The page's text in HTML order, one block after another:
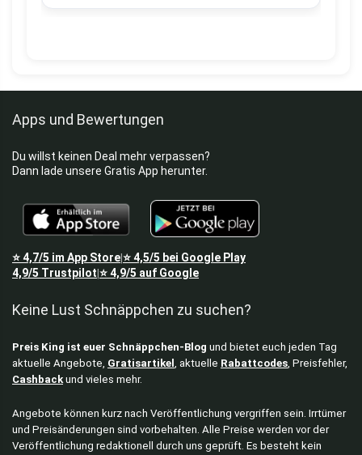
Apps und Bewertungen
Du willst keinen Deal mehr verpassen?
Dann lade unsere Gratis App herunter.
⭐4,7/5 im App Store⭐4,5/5 bei Google Play
4,9/5 Trustpilot ⭐4,9/5 auf Google
Keine Lust Schnäppchen zu suchen?
Preis King ist euer Schnäppchen-Blog und bietet euch jeden Tag
aktuelle Angebote, Gratisartikel , aktuelle Rabattcodes, Preisfehler,
Cashbackund vieles mehr.
Angebote können kurz nach Veröffentlichung vergriffen sein. Irrtümer
und Preisänderungen sind vorbehalten. Alle Preise werden vor der
Veröffentlichung redaktionell durch uns geprüft. Es besteht kein